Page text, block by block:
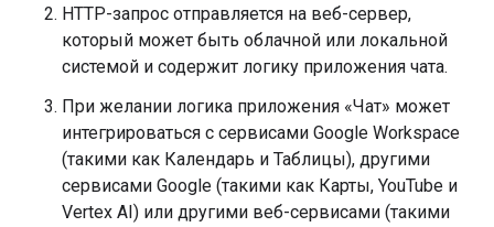
HTTP-запрос отправляется на веб-сервер,
который может быть облачной или локальной
системой и содержит логику приложения чата.
При желании логика приложения «Чат» может
интегрироваться с сервисами Google Workspace
(такими как Календарь и Таблицы), другими
сервисами Google (такими как Карты, YouTube и
Vertex AI) или другими веб-сервисами (такими